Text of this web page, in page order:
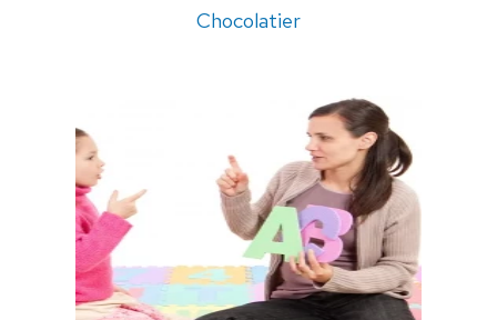
Chocolatier